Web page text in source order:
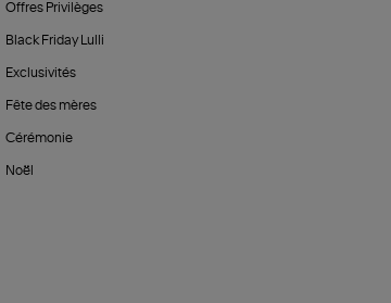
Offres Privilèges
Black Friday Lulli
Exclusivités
Fête des mères
Cérémonie
Noël